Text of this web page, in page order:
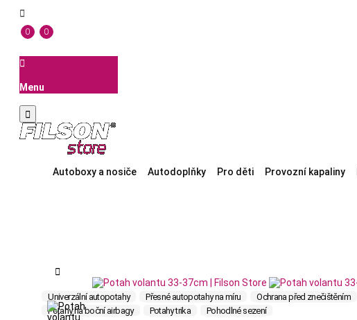

0 0

Menu

Autoboxy a nosiče Autodoplňky Pro děti Provozní kapaliny
Univerzální autopotahy Přesné autopotahy na míru Ochrana před znečištěním
Potahy na boční airbagy
Potahy trika Pohodlné sezení
